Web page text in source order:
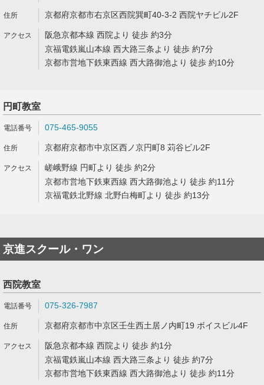
京都府京都市右京区西院巽町40-3-2 西院ヤチビル2F
阪急京都本線 西院より 徒歩 約3分
京福電鉄嵐山本線 西大路三条より 徒歩 約7分
京都市営地下鉄東西線 西大路御池より 徒歩 約10分
円町教室
075-465-9055
京都府京都市中京区西ノ京円町8 苅谷ビル2F
嵯峨野線 円町より 徒歩 約2分
京都市営地下鉄東西線 西大路御池より 徒歩 約11分
京福電鉄北野線 北野白梅町より 徒歩 約13分
京進スクール・ワン
西院教室
075-326-7987
京都府京都市中京区壬生西土居ノ内町19 ボイスビル4F
阪急京都本線 西院より 徒歩 約1分
京福電鉄嵐山本線 西大路三条より 徒歩 約7分
京都市営地下鉄東西線 西大路御池より 徒歩 約11分